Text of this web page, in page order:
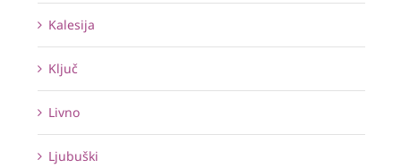
Kalesija
Ključ
Livno
Ljubuški